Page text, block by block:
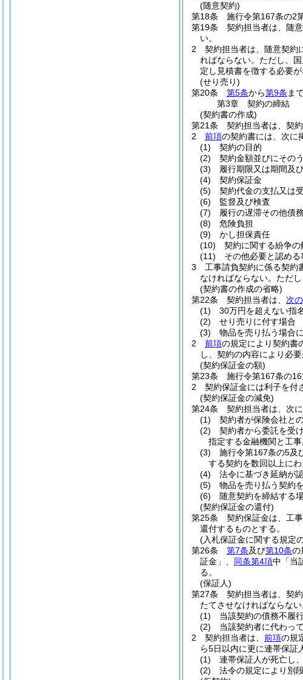
(随意契約)
第18条
施行令第167条の2
第19条
契約担当者は、随
い。
2
契約担当者は、随意契約
ればならない。 ただし、
定し見積書を徴する必要
(せり売り)
第20条
第5条から第9条 ま
第3章
契約の締結
(契約書の作成)
第21条
契約担当者は、契
2
前項の契約書には、次に
(1)
契約の目的
(2)
契約金額並びにその
(3)
履行期限又は期間及
(4)
契約保証金
(5)
契約代金の支払又は
(6)
監督及び検査
(7)
履行の遅滞その他債
(8)
危険負担
(9)
かし担保責任
(10)
契約に関する紛争の
(11)
その他必要と認める
3
工事請負契約に係る契約
なければならない。 ただ
(契約書の作成の省略)
第22条
契約担当者は、 次
(1)
30万円を超えない指
(2)
せり売りに付す場合
(3)
物品を売り払う場合
2
前項の規定により契約書
し、契約の内容により必
(契約保証金の額)
第23条
施行令第167条の
2
契約保証金には利子を付
(契約保証金の減免)
第24条
契約担当者は、次
(1)
契約者が保険会社と
(2)
契約者から委託を受
指定する金融機関と工
(3)
施行令第167条の5及
する契約を数回以上に
(4)
法令に基づき延納が
(5)
物品を売り払う契約
(6)
随意契約を締結する
(契約保証金の還付)
第25条
契約保証金は、工
還付するものとする。
(入札保証金に関する規定
第26条
第7条及び第10条の
証金」、 同条第4項中「当
る。
(保証人)
第27条
契約担当者は、契
たてさせなければならない
(1)
当該契約の債務不履
(2)
当該契約者に代わっ
2
契約担当者は、 前項の規
ら5日以内に更に連帯保証
(1)
連帯保証人が死亡し
(2)
法令の規定により別